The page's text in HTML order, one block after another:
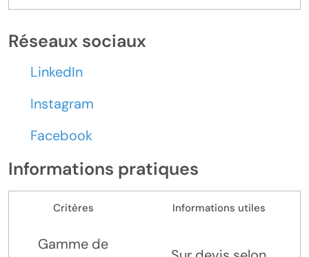
Réseaux sociaux
LinkedIn
Instagram
Facebook
Informations pratiques
Critères Informations utiles
Gamme de